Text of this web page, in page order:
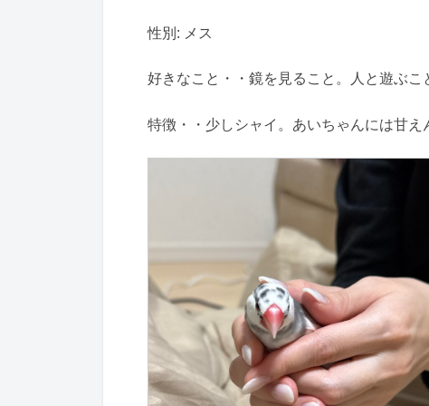
性別: メス
好きなこと・・鏡を見ること。人と遊ぶこ
特徴・・少しシャイ。あいちゃんには甘え